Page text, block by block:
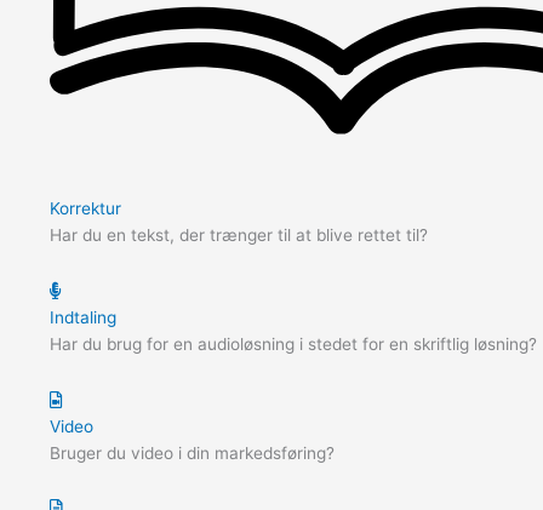
Korrektur
Har du en tekst, der trænger til at blive rettet til?
Indtaling
Har du brug for en audioløsning i stedet for en skriftlig løsning?
Video
Bruger du video i din markedsføring?